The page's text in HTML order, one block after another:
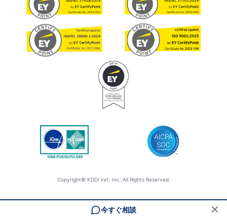
Copyright© KDDI iret, Inc. All Rights Reserved.
今すぐ相談